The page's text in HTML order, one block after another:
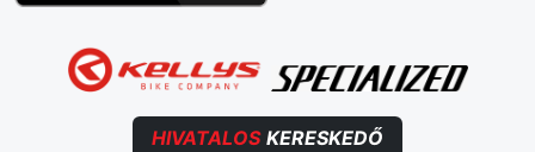
HIVATALOSKERESKEDŐ